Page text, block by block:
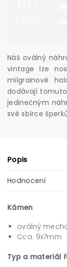
Náš oválný
vintage lze
milgrainové
dodávají
jedinečným
své sbírce
Popis
Hodnocení
Kámen
oválný
Cca. 9x7mm
Typ a materiál